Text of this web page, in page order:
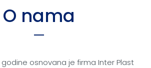
O nama
godine osnovana je firma Inter Plast